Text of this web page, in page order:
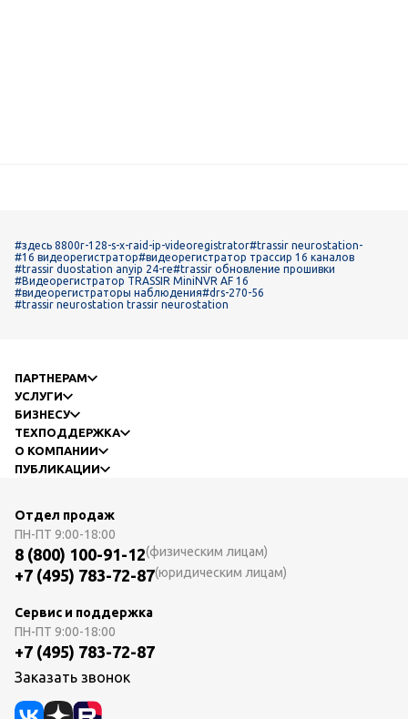
#здесь 8800r-128-s-x-raid-ip-videoregistrator#trassir neurostation-
#16 видеорегистратор#видеорегистратор трассир 16 каналов
#trassir duostation anyip 24-re#trassir обновление прошивки
#Видеорегистратор TRASSIR MiniNVR AF 16
#видеорегистраторы наблюдения#drs-270-56
#trassir neurostation trassir neurostation
ПАРТНЕРАМ
УСЛУГИ
БИЗНЕСУ
ТЕХПОДДЕРЖКА
О КОМПАНИИ
ПУБЛИКАЦИИ
Отдел продаж
ПН-ПТ 9:00-18:00
8 (800) 100-91-12(физическим лицам)
+7 (495) 783-72-87(юридическим лицам)
Сервис и поддержка
ПН-ПТ 9:00-18:00
+7 (495) 783-72-87
Заказать звонок